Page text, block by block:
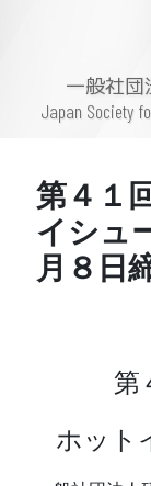
一般社
Japan Society
第４１
イシュ
月８日
第
ホット